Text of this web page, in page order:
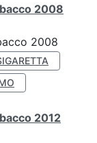
2008
2008
2012